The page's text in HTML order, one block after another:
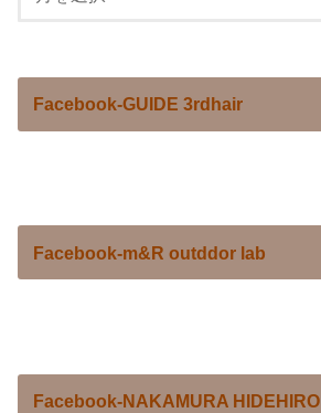
Facebook-GUIDE 3rdhair
Facebook-m&R outddor lab
Facebook-NAKAMURA HIDEHIRO